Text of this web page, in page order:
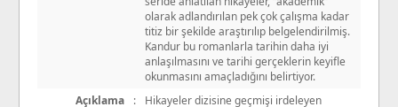
olarak adlandırılan pek çok çalışma ka­dar
titiz bir şekilde araştırılıp belgelendirilmiş.
Kandur bu ro­manlarla tarihin daha iyi
anlaşılmasını ve tarihi gerçeklerin keyifle
okunmasını amaçladığını belirtiyor.
Açıklama
:
Hikayeler dizisine geçmişi irdeleyen